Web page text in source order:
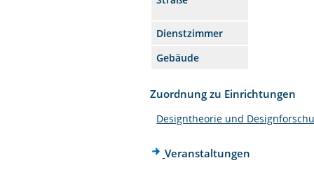
Dienstzimmer
Gebäude
Zuordnung zu Einrichtungen
Designtheorie und
Veranstaltungen